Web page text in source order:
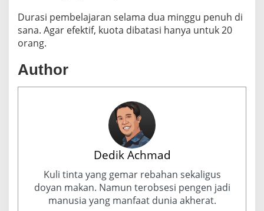
Durasi pembelajaran selama dua minggu penuh di
sana. Agar efektif, kuota dibatasi hanya untuk 20
orang.
Author
Dedik Achmad
Kuli tinta yang gemar rebahan sekaligus
doyan makan. Namun terobsesi pengen jadi
manusia yang manfaat dunia akherat.